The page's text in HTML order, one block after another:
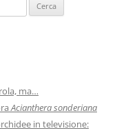
ma…
Acianthera sonderiana
in televisione: